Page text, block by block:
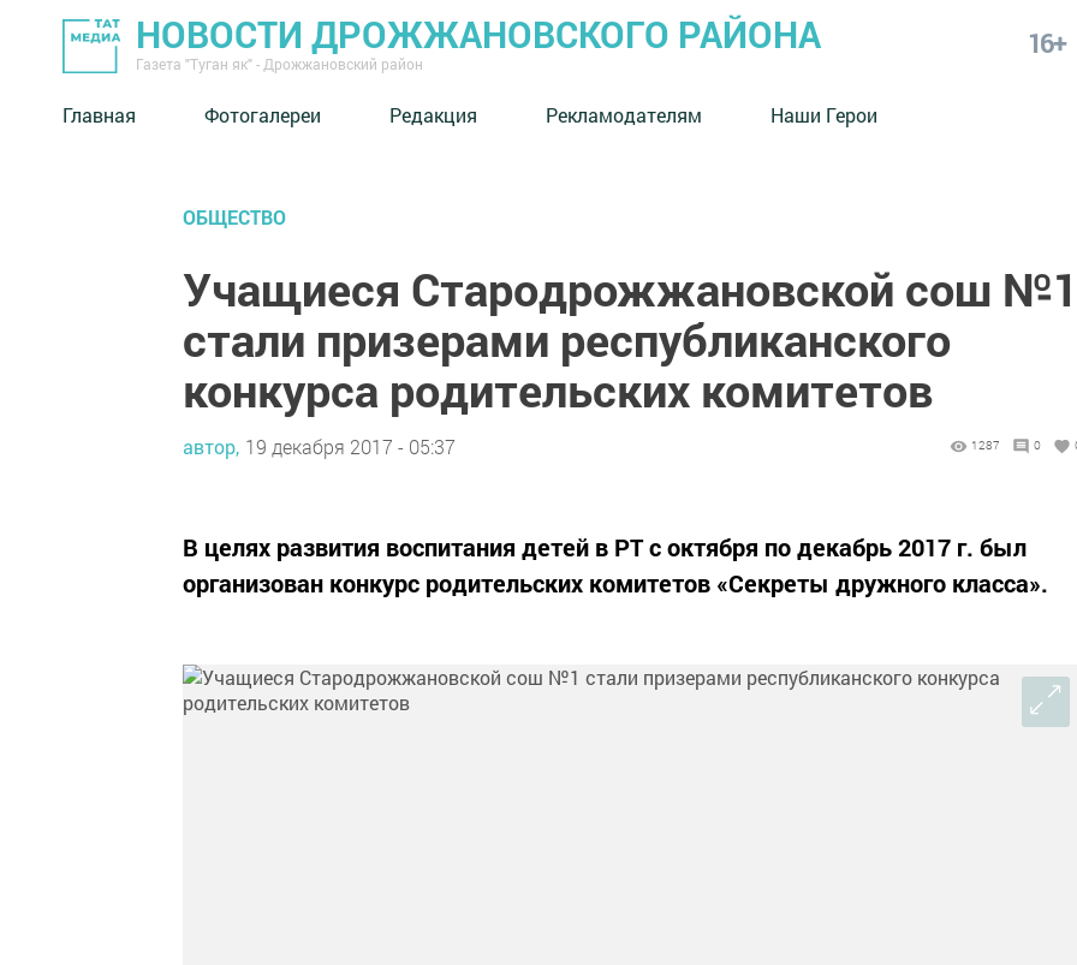
НОВОСТИ ДРОЖЖАНОВСКОГО РАЙОНА
Газета "Туган як" - Дрожжановский район
16+
Главная Фотогалереи Редакция Рекламодателям Наши Герои
ОБЩЕСТВО
Учащиеся Стародрожжановской сош
стали призерами республиканского
конкурса родительских комитетов
автор, 19 декабря 2017 - 05:37 1287 0
В целях развития воспитания детей в РТ с октября по декабрь 2017 г. был
организован конкурс родительских комитетов «Секреты дружного класса».